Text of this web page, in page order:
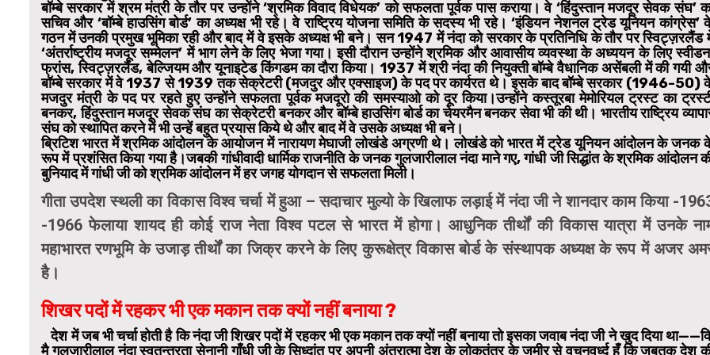
बॉम्बे सरकार में श्रम मंत्री के तौर पर उन्होंने ‘श्रमिक विवाद विधेयक’ को सफलता पूर्वक पास कराया। वे ‘हिंदुस्तान मजदूर सेवक संघ’
सचिव और ‘बॉम्बे हाउसिंग बोर्ड’ का अध्यक्ष भी रहे। वे राष्ट्रिय योजना समिति के सदस्य भी रहे। ‘इंडियन नेशनल ट्रेड यूनियन कांग्रेस’
गठन में उनकी प्रमुख भूमिका रही और बाद में वे इसके अध्यक्ष भी बने। सन 1947 में नंदा को सरकार के प्रतिनिधि के तौर पर स्विट्ज़रलैंड
‘अंतर्राष्ट्रीय मजदूर सम्मेलन’ में भाग लेने के लिए भेजा गया। इसी दौरान उन्होंने श्रमिक और आवासीय व्यवस्था के अध्ययन के लिए
फ्रांस, स्विट्ज़रलैंड, बेल्जियम और यूनाइटेड किंगडम का दौरा किया। 1937 में श्री नंदा की नियुक्ती बॉम्बे वैधानिक असेंबली में की गयी
बॉम्बे सरकार में वे 1937 से 1939 तक सेक्रेटरी (मजदुर और एक्साइज) के पद पर कार्यरत थे। इसके बाद बॉम्बे सरकार (1946-50)
मजदुर मंत्री के पद पर रहते हुए उन्होंने सफलता पूर्वक मजदूरो की समस्याओ को दूर किया।उन्होंने कस्तूरबा मेमोरियल ट्रस्ट का
बनकर, हिंदुस्तान मजदूर सेवक संघ का सेक्रेटरी बनकर और बॉम्बे हाउसिंग बोर्ड का चेयरमैन बनकर सेवा भी की थी। भारतीय राष्ट्रिय
संघ को स्थापित करने में भी उन्हें बहुत प्रयास किये थे और बाद में वे उसके अध्यक्ष भी बने।
ब्रिटिश भारत में श्रमिक आंदोलन के आयोजन में नारायण मेघाजी लोखंडे अग्रणी थे। लोखंडे को भारत में ट्रेड यूनियन आंदोलन के जनक
रूप में प्रशंसित किया गया है।जबकी गांधीवादी धार्मिक राजनीति के जनक गुलजारीलाल नंदा माने गए, गांधी जी सिद्धांत के श्रमिक आंदोलन
बुनियाद में गांधी जी को श्रमिक आंदोलन में हर जगह योगदान से सफलता मिली।
गीता उपदेश स्थली का विकास विश्व चर्चा में हुआ – सदाचार मुल्यो के खिलाफ लड़ाई में नंदा जी ने शानदार काम किया -
-1966 फेलाया शायद ही कोई राज नेता विश्व पटल से भारत में होगा। आधुनिक तीर्थों की विकास यात्रा में उनके
महाभारत रणभूमि के उजाड़ तीर्थों का जिक्र करने के लिए कुरूक्षेत्र विकास बोर्ड के संस्थापक अध्यक्ष के रूप में अजर
है।
शिखर पदों में रहकर भी एक मकान तक क्यों नहीं बनाया ?
देश में जब भी चर्चा होती है कि नंदा जी शिखर पदों में रहकर भी एक मकान तक क्यों नहीं बनाया तो इसका जवाब नंदा जी ने खुद दिया
मै गुलजारीलाल नंदा स्वतन्त्रता सेनानी गाँधी जी के सिध्दांत पर अपनी अंतरात्मा देश के लोकतंत्र के जमीर से वचनवर्ध्द हूँ कि जबतक देश